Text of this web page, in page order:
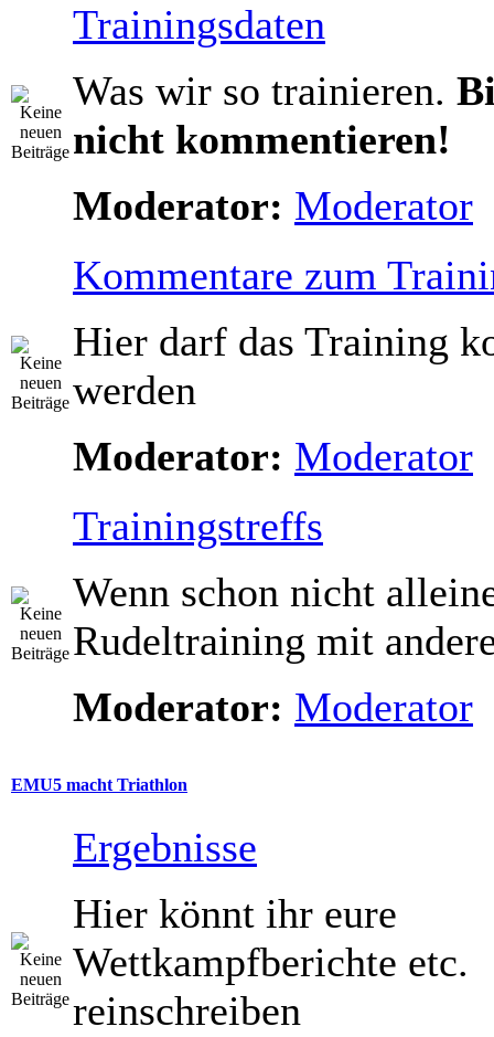
Trainingsdaten
Was wir so trainieren.
nicht kommentieren!
Moderator: Moderator
Kommentare zum
Hier darf das Training
werden
Moderator: Moderator
Trainingstreffs
Wenn schon nicht
Rudeltraining mit
Moderator: Moderator
EMU5 macht Triathlon
Ergebnisse
Hier könnt ihr eure
Wettkampfberichte etc.
reinschreiben